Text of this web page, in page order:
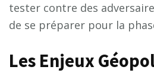
tester contre des
de se préparer pour la
Les Enjeux